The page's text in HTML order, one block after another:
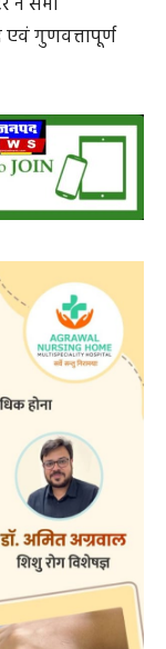
ने सभी
गुणवत्तापूर्ण